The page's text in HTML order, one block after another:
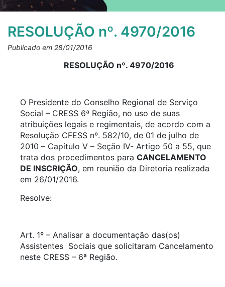
RESOLUÇÃO nº. 4970/2016
Publicado em 28/01/2016
RESOLUÇÃO nº. 4970/2016
O Presidente do Conselho Regional de Serviço
Social – CRESS 6ª Região, no uso de suas
atribuições legais e regimentais, de acordo com a
Resolução CFESS nº. 582/10, de 01 de julho de
2010 – Capítulo V – Seção IV- Artigo 50 a 55, que
trata dos procedimentos para CANCELAMENTO
DE INSCRIÇÃO, em reunião da Diretoria realizada
em 26/01/2016.
Resolve:
Art. 1º – Analisar a documentação das(os)
Assistentes Sociais que solicitaram Cancelamento
neste CRESS – 6ª Região.